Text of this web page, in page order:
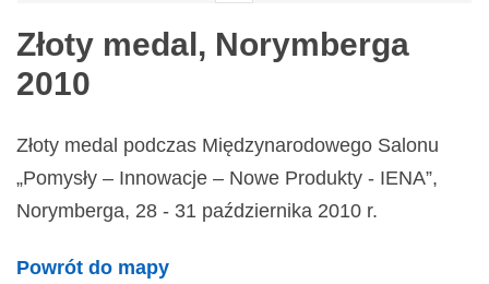
Złoty medal, Norymberga
2010
Złoty medal podczas Międzynarodowego Salonu
„Pomysły – Innowacje – Nowe Produkty - IENA”,
Norymberga, 28 - 31 października 2010 r.
Powrót do mapy